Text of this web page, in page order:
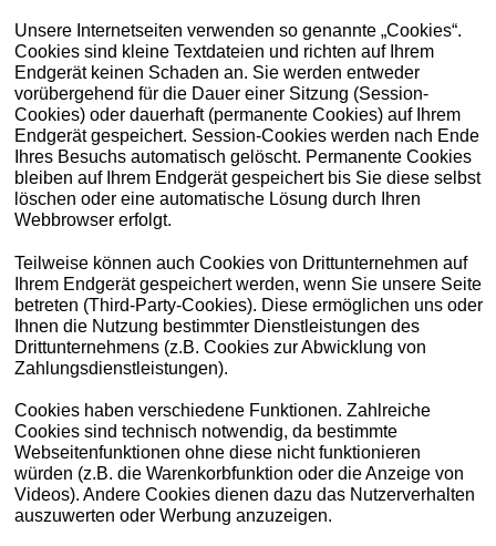
Unsere Internetseiten verwenden so genannte „Cookies“.
Cookies sind kleine Textdateien und richten auf Ihrem
Endgerät keinen Schaden an. Sie werden entweder
vorübergehend für die Dauer einer Sitzung (Session-
Cookies) oder dauerhaft (permanente Cookies) auf Ihrem
Endgerät gespeichert. Session-Cookies werden nach Ende
Ihres Besuchs automatisch gelöscht. Permanente Cookies
bleiben auf Ihrem Endgerät gespeichert bis Sie diese selbst
löschen oder eine automatische Lösung durch Ihren
Webbrowser erfolgt.
Teilweise können auch Cookies von Drittunternehmen auf
Ihrem Endgerät gespeichert werden, wenn Sie unsere Seite
betreten (Third-Party-Cookies). Diese ermöglichen uns oder
Ihnen die Nutzung bestimmter Dienstleistungen des
Drittunternehmens (z.B. Cookies zur Abwicklung von
Zahlungsdienstleistungen).
Cookies haben verschiedene Funktionen. Zahlreiche
Cookies sind technisch notwendig, da bestimmte
Webseitenfunktionen ohne diese nicht funktionieren
würden (z.B. die Warenkorbfunktion oder die Anzeige von
Videos). Andere Cookies dienen dazu das Nutzerverhalten
auszuwerten oder Werbung anzuzeigen.